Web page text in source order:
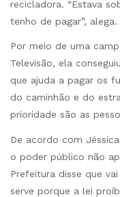
recicladora. “Estava
tenho de pagar”, alega.
Por meio de uma
Televisão, ela
que ajuda a pagar os
do caminhão e do
prioridade são as
De acordo com
o poder público não
Prefeitura disse que
serve porque a lei